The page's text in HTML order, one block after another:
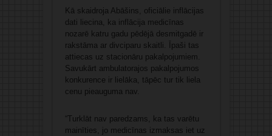
Kā skaidroja Abāšins, oficiālie inflācijas
dati liecina, ka inflācija medicīnas
nozarē katru gadu pēdējā desmitgadē ir
rakstāma ar divciparu skaitli. Īpaši tas
attiecas uz stacionāru pakalpojumiem.
Savukārt ambulatorajos pakalpojumos
konkurence ir lielāka, tāpēc tur tik liela
cenu pieauguma nav.
“Turklāt nav paredzams, ka tas varētu
mainīties, jo medicīnas izmaksas iet uz